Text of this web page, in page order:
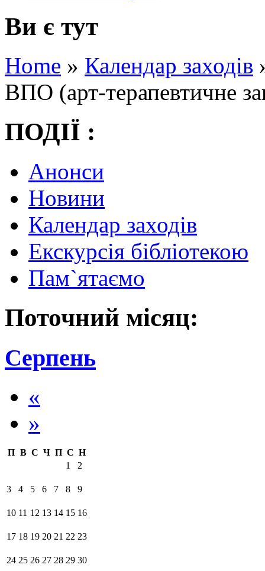
Ви є тут
Home » Календар заходів
ВПО (арт-терапевтичне
ПОДІЇ :
Анонси
Новини
Календар заходів
Екскурсія бібліотекою
Пам`ятаємо
Поточний місяц:
Серпень
«
»
П В С Ч П С Н
1
2
3 4 5 6 7 8 9
10 11 12 13 14 15 16
17 18 19 20 21 22 23
24 25 26 27 28 29 30